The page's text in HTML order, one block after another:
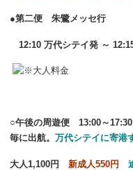
●第二便 朱鷺メッセ行
12:10 万代シテイ発 ～
※大人料金
○午後の周遊便 13:00～
毎に出航。 万代シテイに寄港
大人1,100円 新成人550円